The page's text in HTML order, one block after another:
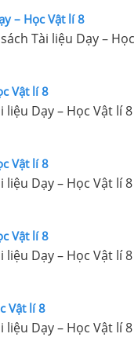
– Học Vật lí 8
Tài liệu Dạy – Học
Vật lí 8
liệu Dạy – Học Vật lí 8
Vật lí 8
liệu Dạy – Học Vật lí 8
Vật lí 8
liệu Dạy – Học Vật lí 8
Vật lí 8
liệu Dạy – Học Vật lí 8